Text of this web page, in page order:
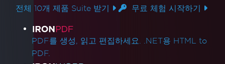
전체 10개 제품 Suite 받기 무료 체험 시작하기
제품 링크
PDF를 생성, 읽고 편집하세요. .NET용 HTML to
PDF.